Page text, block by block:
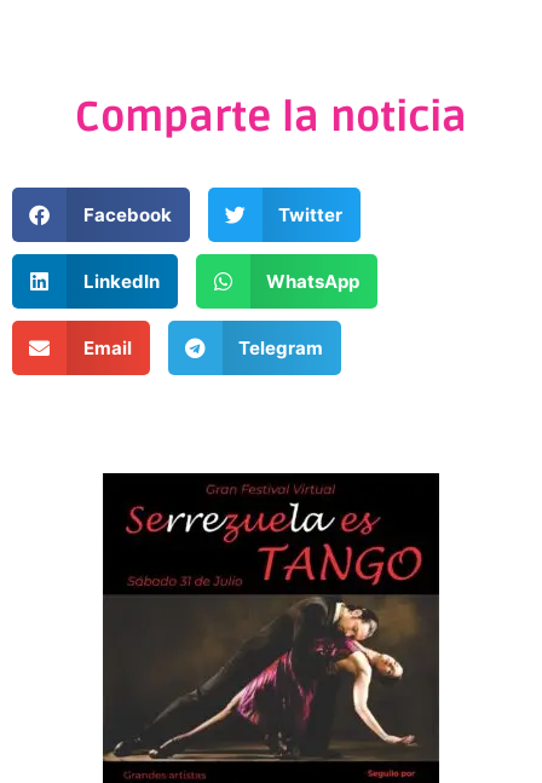
Comparte la noticia
Facebook Twitter
LinkedIn WhatsApp
Email Telegram